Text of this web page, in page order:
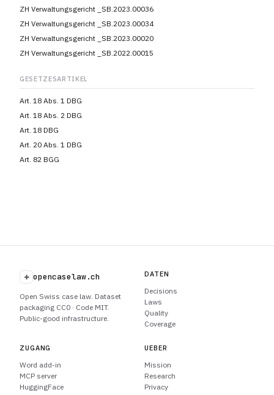
ZH Verwaltungsgericht _SB.2023.00036
ZH Verwaltungsgericht _SB.2023.00034
ZH Verwaltungsgericht _SB.2023.00020
ZH Verwaltungsgericht _SB.2022.00015
GESETZESARTIKEL
Art. 18 Abs. 1 DBG
Art. 18 Abs. 2 DBG
Art. 18 DBG
Art. 20 Abs. 1 DBG
Art. 82 BGG
+ opencaselaw.ch
Open Swiss case law. Dataset
packaging CC0 · Code MIT.
Public-good infrastructure.
DATEN
Decisions
Laws
Quality
Coverage
ZUGANG
Word add-in
MCP server
HuggingFace
UEBER
Mission
Research
Privacy